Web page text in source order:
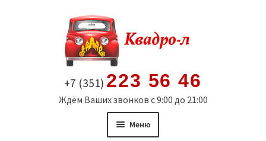
содержимому
+7 (351) 223 56 46
Ждём Ваших звонков с 9:00 до 21:00
Меню